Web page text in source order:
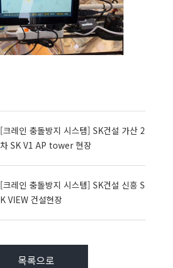
[크레인 충돌방지 시스템] SK건설 가산 2
차 SK V1 AP tower 현장
[크레인 충돌방지 시스템] SK건설 신흥 S
K VIEW 건설현장
목록으로